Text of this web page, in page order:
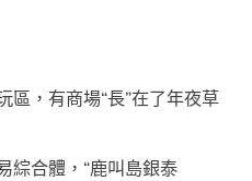
區，有商場“長”在了年夜草
綜合體，“鹿叫島銀泰